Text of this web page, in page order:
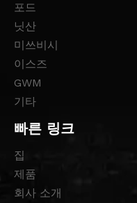
포드
닛산
미쓰비시
이스즈
GWM
기타
빠른 링크
집
제품
회사 소개